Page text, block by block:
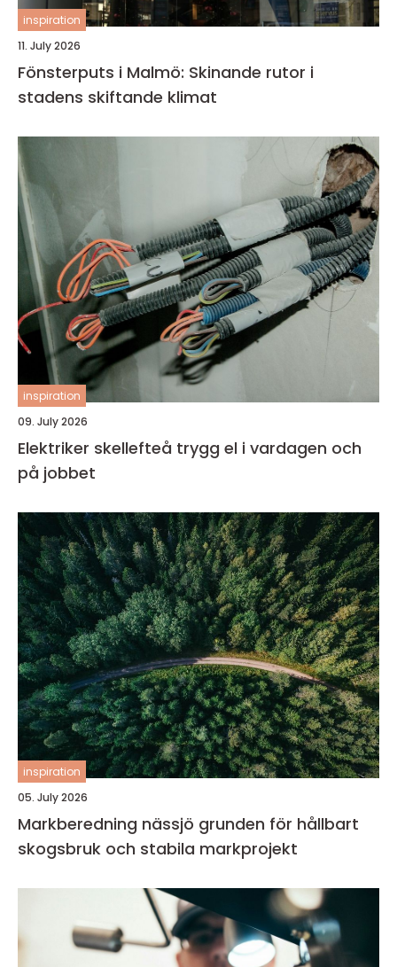
inspiration
11. July 2026
Fönsterputs i Malmö: Skinande rutor i
stadens skiftande klimat
inspiration
09. July 2026
Elektriker skellefteå trygg el i vardagen och
på jobbet
inspiration
05. July 2026
Markberedning nässjö grunden för hållbart
skogsbruk och stabila markprojekt